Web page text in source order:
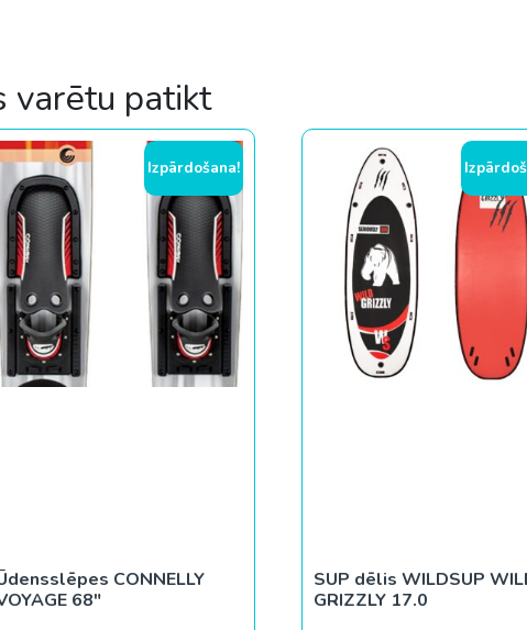
varētu patikt
Izpārdošana!
CONNELLY
68″
SUP dēlis WILDSUP
GRIZZLY 17.0